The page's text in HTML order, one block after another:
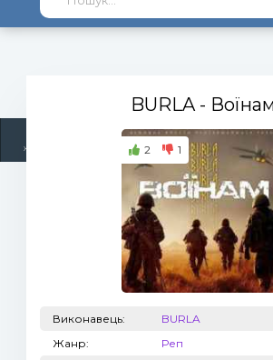
Жанри Топ 100 Тренди
BURLA-
2 1
Виконавець:
BURLA
Жанр:
Реп